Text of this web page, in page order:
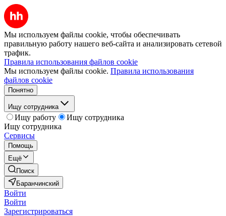
Мы используем файлы cookie, чтобы обеспечивать
правильную работу нашего веб-сайта и анализировать сетевой
трафик.
Правила использования файлов cookie
Мы используем файлы cookie. Правила использования
файлов cookie
Понятно
Ищу сотрудника
Ищу работу
Ищу сотрудника
Ищу сотрудника
Сервисы
Помощь
Ещё
Поиск
Баранчинский
Войти
Войти
Зарегистрироваться